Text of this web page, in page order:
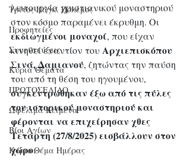
Τρίτος Παγκ. Πόλεμος
Προφητείες
Συνεντεύξεις
Κύρια Θέματα
ΠΡΩΤΟΣΕΛΙΔΟ
Ωφέλιμα Κείμενα
Βίοι Αγίων
Κύριο Θέμα Ημέρας
λειτουργία χριστιανικού μοναστηριού
στον κόσμο παραμένει έκρυθμη. Οι
εκδιωγμένοι μοναχοί, που είχαν
κινηθεί εναντίον του Αρχιεπισκόπου
Σινά, Δαμιανού, ζητώντας την παύση
του από τη θέση του ηγουμένου,
συγκεντρώθηκαν έξω από τις πύλες
του ιστορικού μοναστηριού και
φέρονται να επιχείρησαν χθες
Τετάρτη (27/8/2025) εισβάλλουν στον
χώρο.